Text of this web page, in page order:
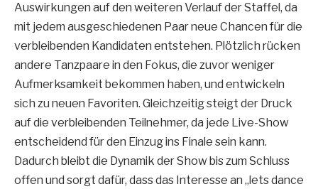
Auswirkungen auf den weiteren Verlauf der Staffel, da
mit jedem ausgeschiedenen Paar neue Chancen für die
verbleibenden Kandidaten entstehen. Plötzlich rücken
andere Tanzpaare in den Fokus, die zuvor weniger
Aufmerksamkeit bekommen haben, und entwickeln
sich zu neuen Favoriten. Gleichzeitig steigt der Druck
auf die verbleibenden Teilnehmer, da jede Live-Show
entscheidend für den Einzug ins Finale sein kann.
Dadurch bleibt die Dynamik der Show bis zum Schluss
offen und sorgt dafür, dass das Interesse an „lets dance